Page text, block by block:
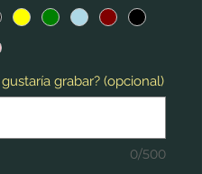
grabar? (opcional)
0/500